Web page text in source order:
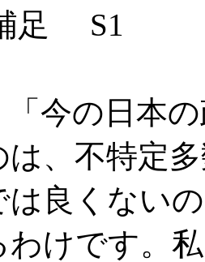
足 S1
「今の日本
は、不特定
は良くない
わけです。